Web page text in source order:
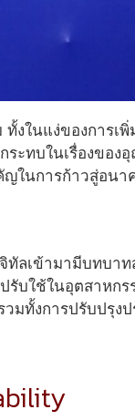
งในแง่ของการเ
ระทบในเรื่องของ
ในการก้าวสู่อนา
จิทัลเข้ามามีบทบา
รับใช้ในอุตสาหก
มทั้งการปรับปรุง